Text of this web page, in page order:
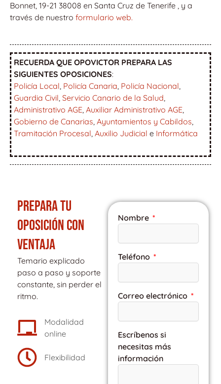
Bonnet, 19-21 38008 en Santa Cruz de Tenerife , y a
través de nuestro formulario web.
RECUERDA QUE OPOVICTOR PREPARA LAS
SIGUIENTES OPOSICIONES:
Policía Local, Policía Canaria, Policía Nacional,
Guardia Civil, Servicio Canario de la Salud,
Administrativo AGE, Auxiliar Administrativo AGE,
Gobierno de Canarias, Ayuntamientos y Cabildos,
Tramitación Procesal, Auxilio Judicial e Informática
PREPARA TU
OPOSICIÓN CON
VENTAJA
Temario explicado
paso a paso y soporte
constante, sin perder el
ritmo.
Modalidad
online
Flexibilidad
Nombre
Teléfono
Correo electrónico
Escríbenos si
necesitas más
información